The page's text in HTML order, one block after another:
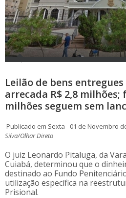
Leilão de bens
arrecada R$ 2,8 milhões;
milhões seguem sem
Publicado em Sexta - 01 de Novembro
Silva/Olhar Direto
O juiz Leonardo Pitaluga, da
Cuiabá, determinou que o
destinado ao Fundo
utilização específica na
Prisional.